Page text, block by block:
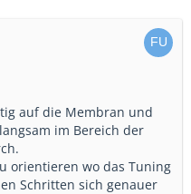
auf die Membran und
im Bereich der
orientieren wo das Tuning
Schritten sich genauer